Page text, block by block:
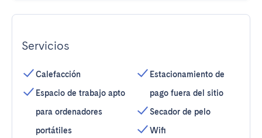
Servicios
Calefacción
Espacio de trabajo apto
para ordenadores
portátiles
Estacionamiento de
pago fuera del sitio
Secador de pelo
Wifi